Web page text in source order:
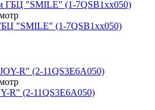
"SMILE" (1-7QSB1xx050)
R" (2-11QS3E6A050)